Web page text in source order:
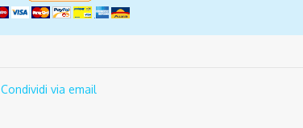
Condividi via email